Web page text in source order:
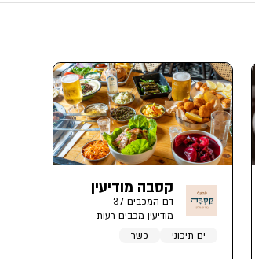
קסבה מודיעין
דם המכבים 37
מודיעין מכבים רעות
ים תיכוני
כשר